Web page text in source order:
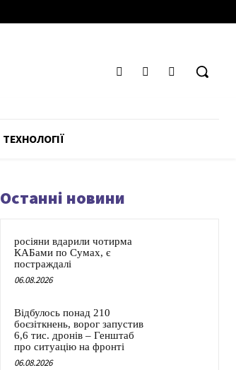
ТЕХНОЛОГІЇ
Останні новини
росіяни вдарили чотирма
КАБами по Сумах, є
постраждалі
06.08.2026
Відбулось понад 210
боєзіткнень, ворог запустив
6,6 тис. дронів – Генштаб
про ситуацію на фронті
06.08.2026